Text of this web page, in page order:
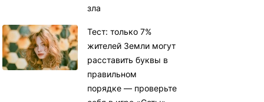
зла
Тест: только 7%
жителей Земли могут
расставить буквы в
правильном
порядке — проверьте